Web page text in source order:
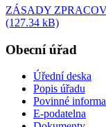
ZÁSADY
(127.34 kB)
Obecní úřad
Úřední deska
Popis úřadu
Povinné
E-podatelna